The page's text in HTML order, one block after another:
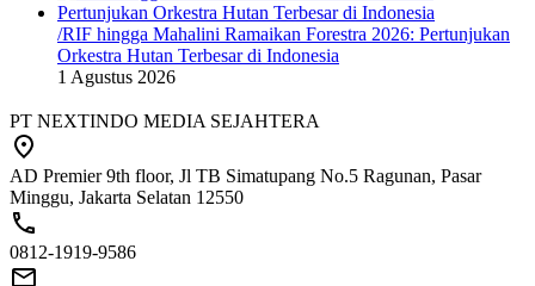
/RIF hingga Mahalini Ramaikan Forestra 2026: Pertunjukan
Orkestra Hutan Terbesar di Indonesia
1 Agustus 2026
PT NEXTINDO MEDIA SEJAHTERA
AD Premier 9th floor, Jl TB Simatupang No.5 Ragunan, Pasar
Minggu, Jakarta Selatan 12550
0812-1919-9586